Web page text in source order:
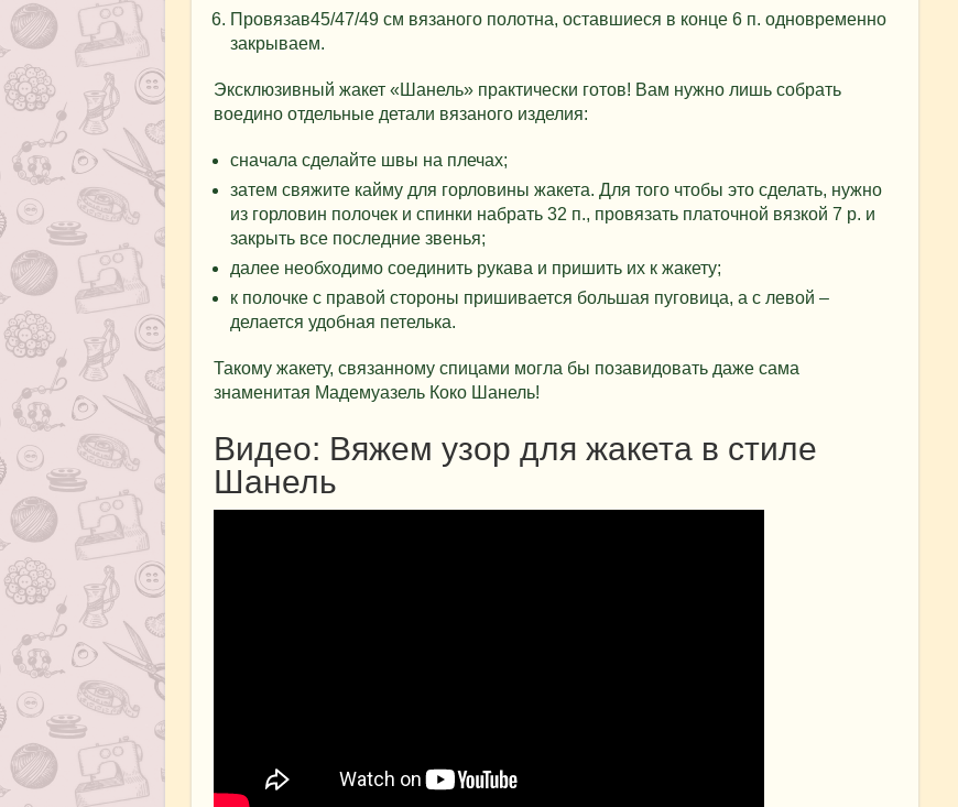
Провязав45/47/49 см вязаного полотна, оставшиеся в конце 6 п. одновременно
закрываем.
Эксклюзивный жакет «Шанель» практически готов! Вам нужно лишь собрать
воедино отдельные детали вязаного изделия:
сначала сделайте швы на плечах;
затем свяжите кайму для горловины жакета. Для того чтобы это сделать, нужно
из горловин полочек и спинки набрать 32 п., провязать платочной вязкой 7 р. и
закрыть все последние звенья;
далее необходимо соединить рукава и пришить их к жакету;
к полочке с правой стороны пришивается большая пуговица, а с левой –
делается удобная петелька.
Такому жакету, связанному спицами могла бы позавидовать даже сама
знаменитая Мадемуазель Коко Шанель!
Видео: Вяжем узор для жакета в стиле
Шанель